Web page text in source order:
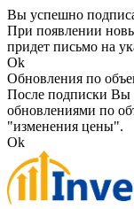
Вы успешно
При появлении
придет письмо на
Ok
Обновления по
После подписки Вы
обновлениями по
"изменения цены".
Ok